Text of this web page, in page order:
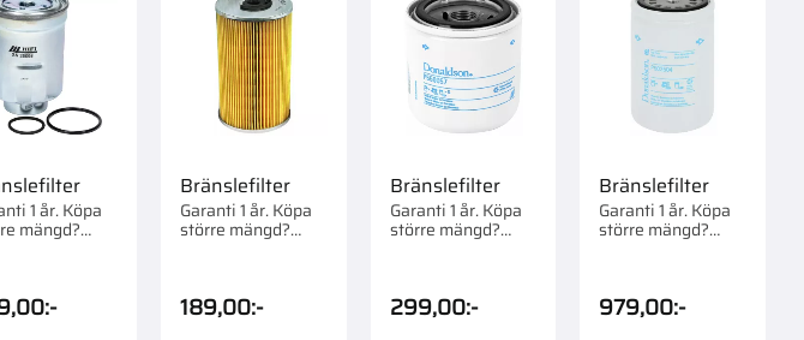
1 år. Köpa
mängd?
:-
Bränslefilter
Garanti 1 år. Köpa
större mängd?
189,00:-
Bränslefilter
Garanti 1 år. Köpa
större mängd?
299,00:-
Bränslefilter
Garanti 1 år. Köpa
större mängd?
979,00:-